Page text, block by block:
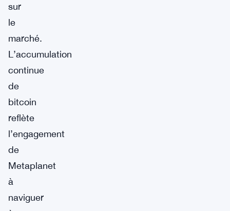
sur
le
marché.
L’accumulation
continue
de
bitcoin
reflète
l’engagement
de
Metaplanet
à
naviguer